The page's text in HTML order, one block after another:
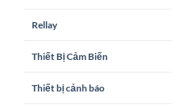
Rellay
Thiết Bị Cảm Biến
Thiết bị cảnh báo